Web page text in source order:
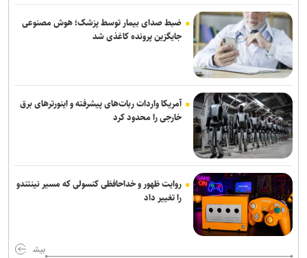
ضبط صدای بیمار توسط پزشک؛ هوش مصنوعی
جایگزین پرونده کاغذی شد
آمریکا واردات ربات‌های پیشرفته و اینورترهای برق
خارجی را محدود کرد
روایت ظهور و خداحافظی کنسولی که مسیر نینتندو
را تغییر داد
بیش